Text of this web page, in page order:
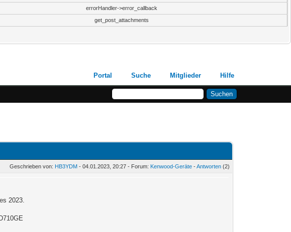
errorHandler->error_callback
get_post_attachments
Portal Suche Mitglieder Hilfe
Geschrieben von: HB3YDM - 04.01.2023, 20:27 - Forum: Kenwood-Geräte -Antworten (2)
2023.